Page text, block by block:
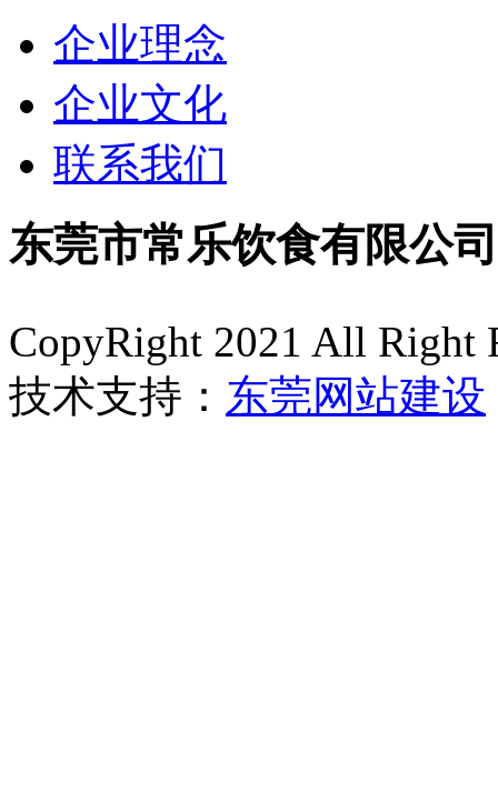
企业理念
企业文化
联系我们
东莞市常乐饮食有限公司
CopyRight 2021 All Right
技术支持： 东莞网站建设